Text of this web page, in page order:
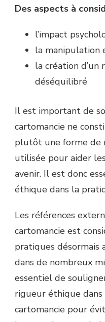
Des aspects à
l’impact
la manipulation
la création
déséquilibré
Il est important de
cartomancie ne
plutôt une forme de
utilisée pour aider
avenir. Il est donc
éthique dans la
Les références
cartomancie est
pratiques
dans de nombreux
essentiel de
rigueur éthique
cartomancie pour